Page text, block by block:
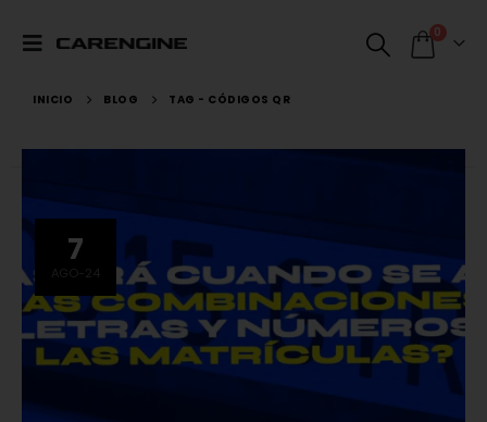
0
INICIO BLOG TAG - CÓDIGOS QR
7
AGO-24